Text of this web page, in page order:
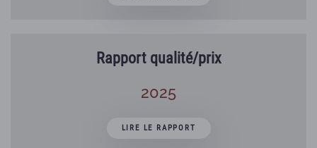
Rapport qualité/prix
2025
LIRE LE RAPPORT